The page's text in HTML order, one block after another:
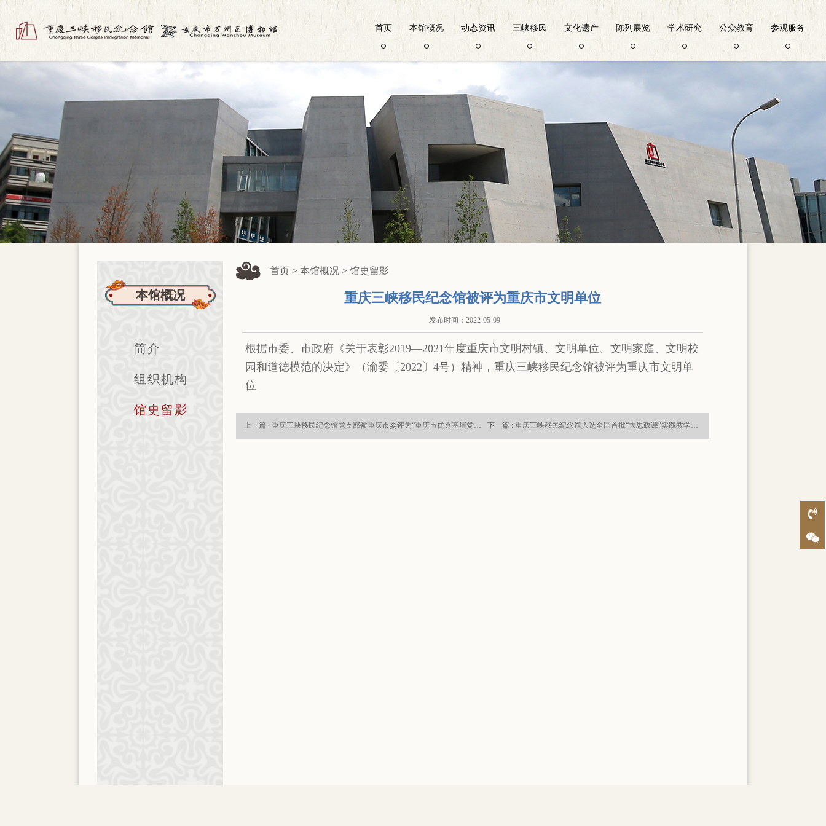
首页 本馆概况 动态资讯 三峡移民 文化遗产 陈列展览 学术研究 公众教育 参观服务
本馆概况
简介
组织机构
馆史留影
首页 > 本馆概况 > 馆史留影
重庆三峡移民纪念馆被评为重庆市文明单位
发布时间：2022-05-09
根据市委、市政府《关于表彰2019—2021年度重庆市文明村镇、文明单位、文明家庭、文明校
园和道德模范的决定》（渝委〔2022〕4号）精神，重庆三峡移民纪念馆被评为重庆市文明单
位
上一篇 : 重庆三峡移民纪念馆党支部被重庆市委评为“重庆市优秀基层党组织” 下一篇 : 重庆三峡移民纪念馆入选全国首批“大思政课”实践教学基地